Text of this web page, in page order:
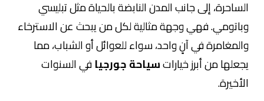
الساحرة، إلى جانب المدن النابضة بالحياة مثل تبليسي
وباتومي. فهي وجهة مثالية لكل من يبحث عن الاسترخاء
والمغامرة في آنٍ واحد، سواء للعوائل أو الشباب، مما
يجعلها من أبرز خياراتسياحة جورجيافي السنوات
الأخيرة.